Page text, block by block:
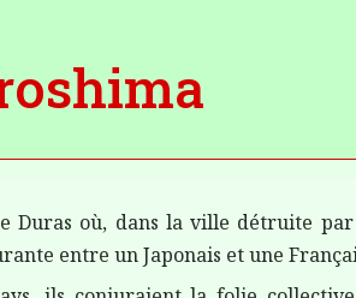
Duras où, dans la ville détruite
entreun Japonais et une